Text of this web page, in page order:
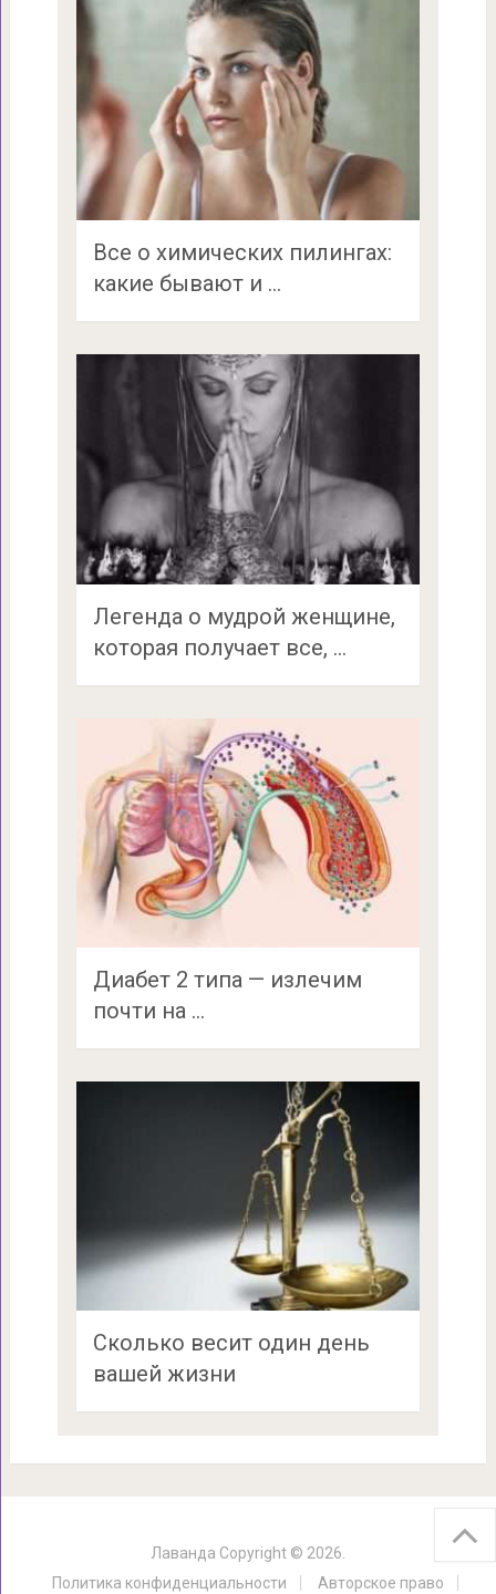
Все о химических пилингах:
какие бывают и …
Легенда о мудрой женщине,
которая получает все, …
Диабет 2 типа — излечим
почти на …
Сколько весит один день
вашей жизни
Лаванда Copyright © 2026.
Политика конфиденциальности
Авторское право